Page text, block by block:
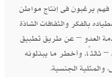
فهم يرغبون فى إنتاج مواطن
بالفكر والثقافات الشاذة
العدو – عن طريق تطبيق
ثالثًا، وأخطر ما يبذلونه
الجنسية،